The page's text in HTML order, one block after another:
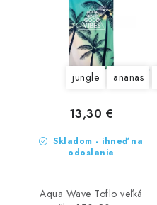
jungle ananas
Skladom - ihneď na
odoslanie
13,30 €
Aqua Wave Toflo veľká